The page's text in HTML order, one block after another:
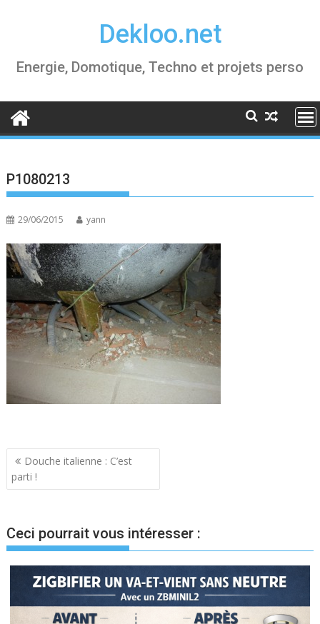
Dekloo.net
Energie, Domotique, Techno et projets perso
P1080213
29/06/2015 yann
Navigation
de
Douche italienne : C’est
parti !
Ceci pourrait vous intéresser :